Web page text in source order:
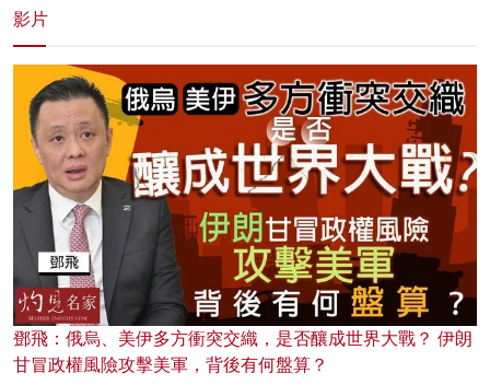
影片
鄧飛：俄烏、美伊多方衝突交織，是否釀成世界大戰？ 伊朗
甘冒政權風險攻擊美軍，背後有何盤算？